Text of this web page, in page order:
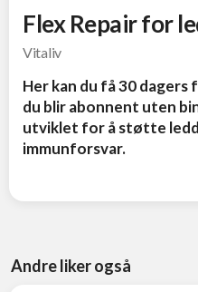
Flex Repair for
Vitaliv
Her kan du få 30 dagers
du blir abonnent uten
utviklet for å støtte
immunforsvar.
Andre liker også